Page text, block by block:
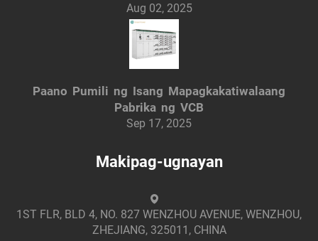
Aug 02, 2025
Paano Pumili ng Isang Mapagkakatiwalaang
Pabrika ng VCB
Sep 17, 2025
Makipag-ugnayan
1ST FLR, BLD 4, NO. 827 WENZHOU AVENUE, WENZHOU,
ZHEJIANG, 325011, CHINA